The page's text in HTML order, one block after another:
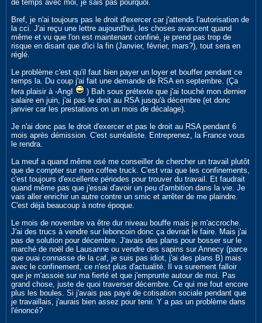
de temps avec moi, je sais pas pourquoi.
Bref, je n'ai toujours pas le droit d'exercer car j'attends l'autorisation de
la cci. J'ai reçu une lettre aujourd'hui, les choses avancent quand
même et vu que l'on est maintenant confiné, je prend pas trop de
risque en disant que d'ici la fin (Janvier, février, mars?), tout sera en
réglé.
Le problème c'est qu'il faut bien payer un loyer et bouffer pendant ce
temps la. Du coup j'ai fait une demande de RSA en septembre. (Ça
fera plaisir à -AngI
) Bah sous prétexte que j'ai touché mon dernier
salaire en juin, j'ai pas le droit au RSA jusqu'à décembre (et donc
janvier car les prestations on un mois de décalage).
Je n'ai donc pas le droit d'exercer et pas le droit au RSA pendant 6
mois après démission. C'est surréaliste. Entreprenez, la France vous
le rendra.
La meuf a quand même osé me conseiller de chercher un travail plutôt
que de compter sur mon coffee truck. C'est vrai que les confinements,
c'est toujours d'excellente périodes pour trouver du travail. Et faudrait
quand même pas que j'essai d'avoir un peu d'ambition dans la vie. Je
vais aller enrichir un autre contre un smic et arrêter de me plaindre.
C'est déjà beaucoup à notre époque.
Le mois de novembre va être dur niveau bouffe mais je m'accroche.
J'ai des trucs à vendre sur leboncoin donc ça devrait le faire. Mais j'ai
pas de solution pour décembre. J'avais des plans pour bosser sur le
marché de noël de Lausanne ou vendre des sapins sur Annecy (parce
que ouai connasse de la caf, je suis pas idiot, j'ai des plans B) mais
avec le confinement, ce n'est plus d'actualité. Il va surement falloir
que je m'assoie sur ma fierté et que j'emprunte autour de moi. Pas
grand chose, juste de quoi traverser décembre. Ce qui me fout encore
plus les boules. Si j'avais pas payé de cotisation sociale pendant que
je travaillais, j'aurais bien assez pour tenir. Y a pas un problème dans
l'énoncé?